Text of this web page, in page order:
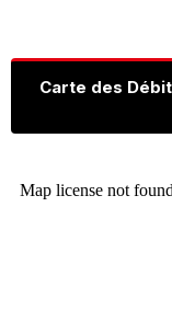
Carte des